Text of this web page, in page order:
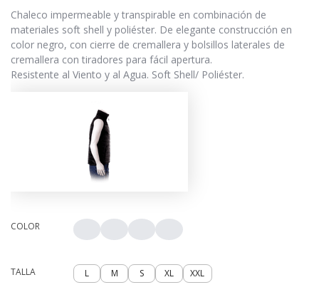
Chaleco impermeable y transpirable en combinación de
materiales soft shell y poliéster. De elegante construcción en
color negro, con cierre de cremallera y bolsillos laterales de
cremallera con tiradores para fácil apertura.
Resistente al Viento y al Agua. Soft Shell/ Poliéster.
COLOR
TALLA L M S XL XXL